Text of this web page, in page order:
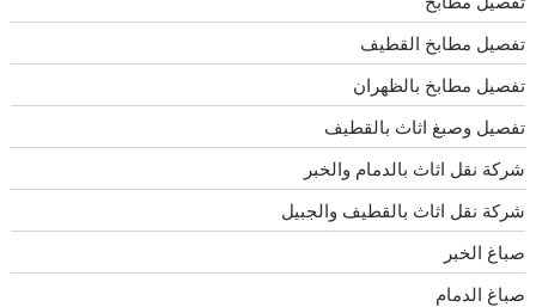
تفصيل مطابخ القطيف
تفصيل مطابخ بالظهران
تفصيل وصبغ اثاث بالقطيف
شركة نقل اثاث بالدمام والخبر
شركة نقل اثاث بالقطيف والجبيل
صباغ الخبر
صباغ الدمام